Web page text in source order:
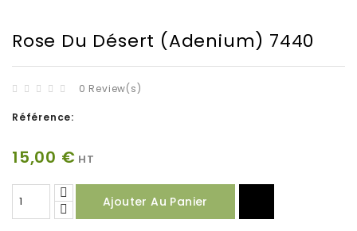
Rose Du Désert (Adenium) 7440
0 Review(s)
Référence:
15,00 € HT
Ajouter Au Panier